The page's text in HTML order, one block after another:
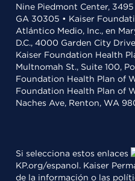
Nine Piedmont Center,
GA 30305 • Kaiser
Atlántico Medio, Inc., en
D.C., 4000 Garden City
Kaiser Foundation Health
Multnomah St., Suite 100,
Foundation Health Plan of
Foundation Health Plan of
Naches Ave, Renton, WA
Si selecciona estos enlaces
KP.org/espanol. Kaiser
de la información o las